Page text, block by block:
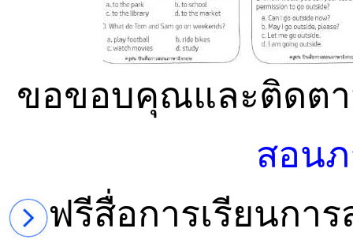
ขอขอบคุณและติดต
สอน
ฟรีสื่อการเรียนกา